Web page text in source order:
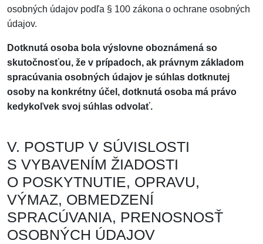
osobných údajov podľa § 100 zákona o ochrane osobných
údajov.
Dotknutá osoba bola výslovne oboznámená so
skutočnosťou, že v prípadoch, ak právnym základom
spracúvania osobných údajov je súhlas dotknutej
osoby na konkrétny účel, dotknutá osoba má právo
kedykoľvek svoj súhlas odvolať.
V. POSTUP V SÚVISLOSTI
S VYBAVENÍM ŽIADOSTI
O POSKYTNUTIE, OPRAVU,
VÝMAZ, OBMEDZENÍ
SPRACÚVANIA, PRENOSNOSŤ
OSOBNÝCH ÚDAJOV